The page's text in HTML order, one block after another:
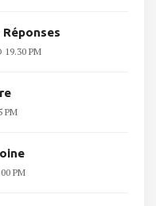
19.30 PM
PM
PM